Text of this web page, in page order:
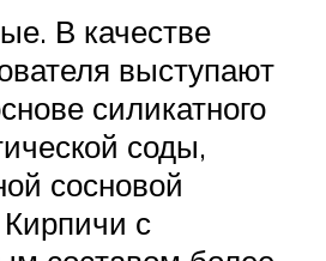
В качестве
выступают
силикатного
соды,
сосновой
с